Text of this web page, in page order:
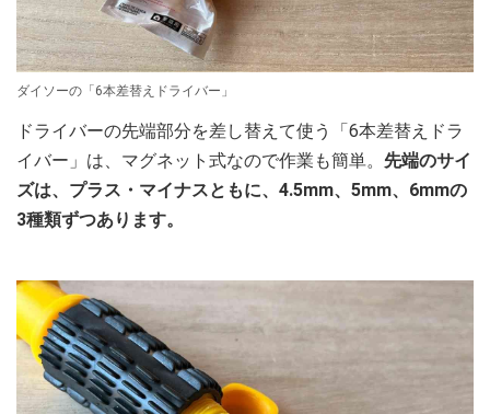
ダイソーの「6本差替えドライバー」
ドライバーの先端部分を差し替えて使う「6本差替えドラ
イバー」は、マグネット式なので作業も簡単。 先端のサイ
ズは、プラス・マイナスともに、4.5mm、5mm、6mmの
3種類ずつあります。